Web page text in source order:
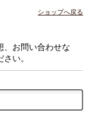
ショップへ戻る
、お問い合わせな
い。